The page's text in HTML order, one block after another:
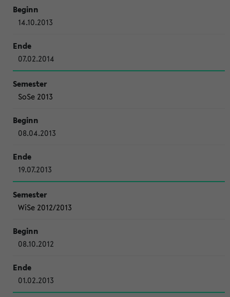
14.10.2013
07.02.2014
SoSe 2013
08.04.2013
19.07.2013
WiSe 2012/2013
08.10.2012
01.02.2013